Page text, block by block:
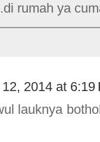
rumah ya
2014 at 6:19
lauknya